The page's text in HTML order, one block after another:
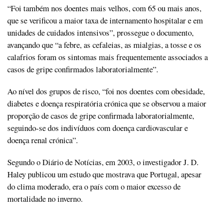
“Foi também nos doentes mais velhos, com 65 ou mais anos,
que se verificou a maior taxa de internamento hospitalar e em
unidades de cuidados intensivos”, prossegue o documento,
avançando que “a febre, as cefaleias, as mialgias, a tosse e os
calafrios foram os sintomas mais frequentemente associados a
casos de gripe confirmados laboratorialmente”.
Ao nível dos grupos de risco, “foi nos doentes com obesidade,
diabetes e doença respiratória crónica que se observou a maior
proporção de casos de gripe confirmada laboratorialmente,
seguindo-se dos indivíduos com doença cardiovascular e
doença renal crónica”.
Segundo o Diário de Notícias, em 2003, o investigador J. D.
Haley publicou um estudo que mostrava que Portugal, apesar
do clima moderado, era o país com o maior excesso de
mortalidade no inverno.